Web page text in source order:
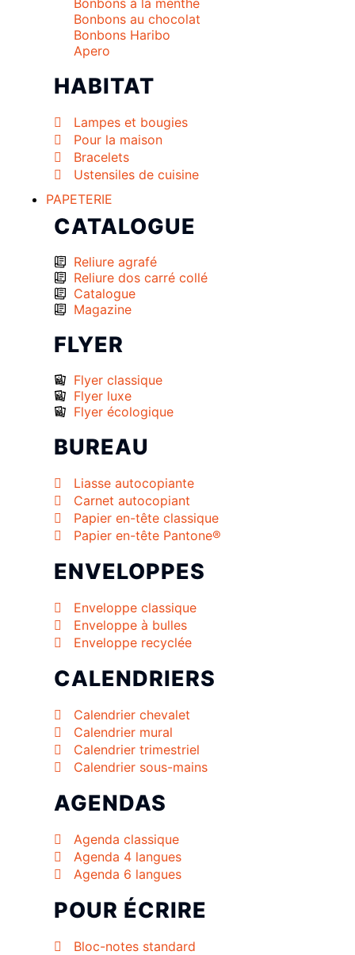
Bonbons à la menthe
Bonbons au chocolat
Bonbons Haribo
Apero
HABITAT
Lampes et bougies
Pour la maison
Bracelets
Ustensiles de cuisine
PAPETERIE
CATALOGUE
Reliure agrafé
Reliure dos carré collé
Catalogue
Magazine
FLYER
Flyer classique
Flyer luxe
Flyer écologique
BUREAU
Liasse autocopiante
Carnet autocopiant
Papier en-tête classique
Papier en-tête Pantone®
ENVELOPPES
Enveloppe classique
Enveloppe à bulles
Enveloppe recyclée
CALENDRIERS
Calendrier chevalet
Calendrier mural
Calendrier trimestriel
Calendrier sous-mains
AGENDAS
Agenda classique
Agenda 4 langues
Agenda 6 langues
POUR ÉCRIRE
Bloc-notes standard